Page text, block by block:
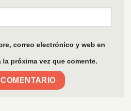
correo electrónico y web en
próxima vez que comente.